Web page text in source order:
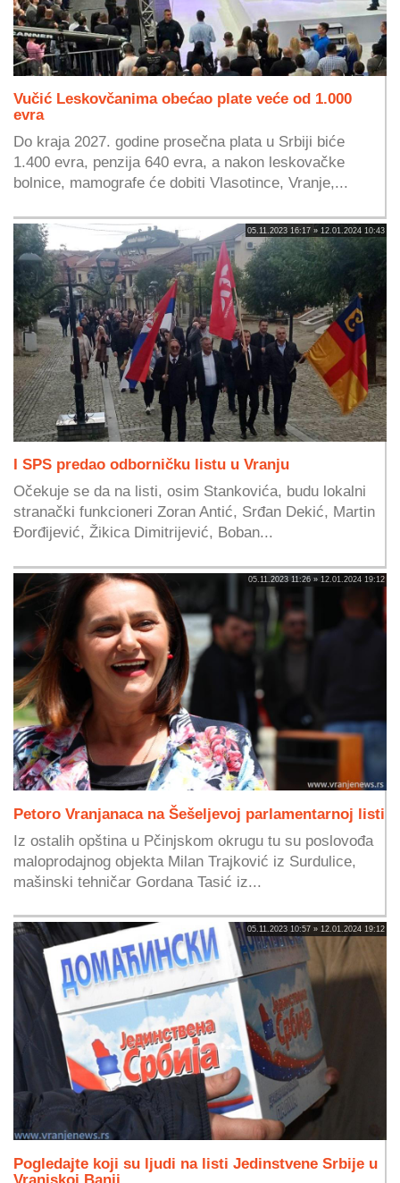
Vučić Leskovčanima obećao plate veće od 1.000
evra
Do kraja 2027. godine prosečna plata u Srbiji biće
1.400 evra, penzija 640 evra, a nakon leskovačke
bolnice, mamografe će dobiti Vlasotince, Vranje,...
05.11.2023 16:17 » 12.01.2024 10:43
I SPS predao odborničku listu u Vranju
Očekuje se da na listi, osim Stankovića, budu lokalni
stranački funkcioneri Zoran Antić, Srđan Dekić, Martin
Đorđijević, Žikica Dimitrijević, Boban...
05.11.2023 11:26 » 12.01.2024 19:12
Petoro Vranjanaca na Šešeljevoj parlamentarnoj listi
Iz ostalih opština u Pčinjskom okrugu tu su poslovođa
maloprodajnog objekta Milan Trajković iz Surdulice,
mašinski tehničar Gordana Tasić iz...
05.11.2023 10:57 » 12.01.2024 19:12
Pogledajte koji su ljudi na listi Jedinstvene Srbije u
Vranjskoj Banji